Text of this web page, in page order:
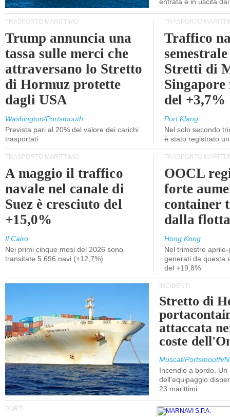
TRASPORTO MARITTIMO
Trump annuncia una
tassa sulle merci che
attraversano lo Stretto
di Hormuz protette
dagli USA
Washington/Portsmouth
Prevista pari al 20% del valore dei carichi
trasportati
TRASPORTO
Traffico
Stretti di
del +3,7%
Port Klang
Nel solo secondo
è stato registrato
TRASPORTO MARITTIMO
A maggio il traffico
navale nel canale di
Suez è cresciuto del
+15,0%
Il Cairo
Nei primi cinque mesi del 2026 sono
transitate 5.696 navi (+12,7%)
TRASPORTO
OOCL
forte
container
dalla
Hong Kong
Nel trimestre
generati da questa
del +19,8%
INCIDENTI
Stretto di
attaccata
coste
Muscat/Portsmouth/
Incendio a bordo. Un
dell'equipaggio
23 marittimi
PORTI